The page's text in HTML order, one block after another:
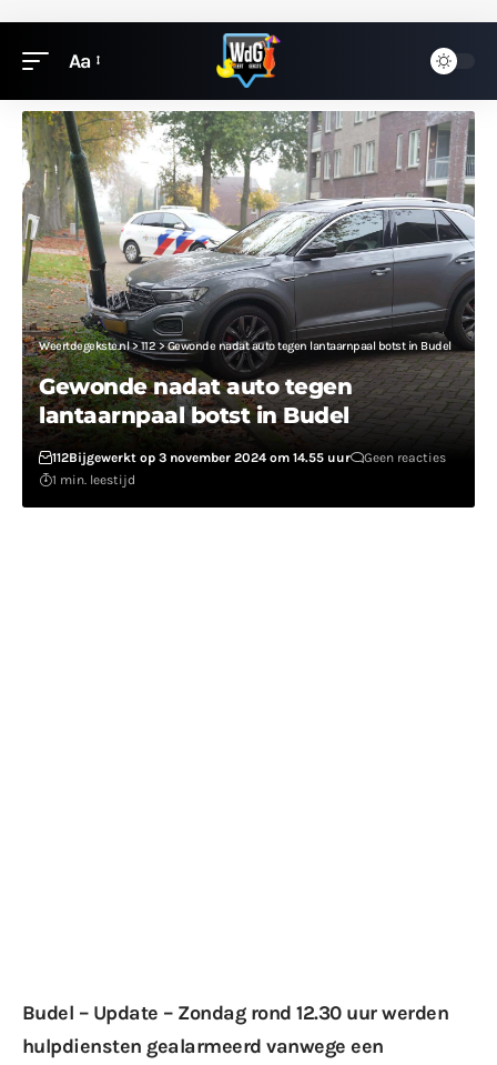
Aa
Weertdegekste.nl>112>Gewonde nadat auto tegen lantaarnpaal botst in Budel
Gewonde nadat auto tegen
lantaarnpaal botst in Budel
112Bijgewerkt op 3 november 2024 om 14.55 uur
Geen reacties
1 min. leestijd
Budel – Update – Zondag rond 12.30 uur werden
hulpdiensten gealarmeerd vanwege een